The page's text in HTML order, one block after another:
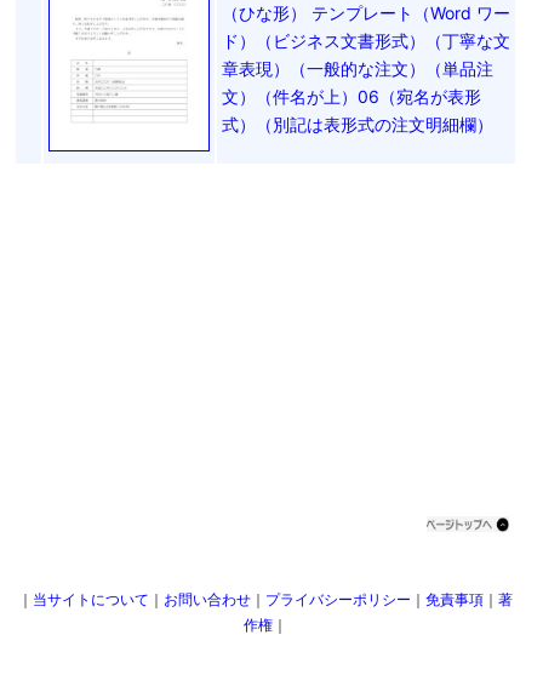
（ひな形） テンプレート（Word ワー
ド）（ビジネス文書形式）（丁寧な文
章表現）（一般的な注文）（単品注
文）（件名が上）06（宛名が表形
式）（別記は表形式の注文明細欄）
｜ 当サイトについて ｜ お問い合わせ ｜ プライバシーポリシー ｜ 免責事項 ｜ 著
作権 ｜